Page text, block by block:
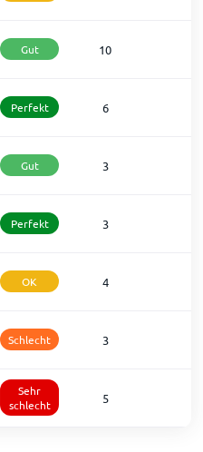
Gut 10
Perfekt 6
Gut 3
Perfekt 3
OK 4
Schlecht 3
Sehr
schlecht
5